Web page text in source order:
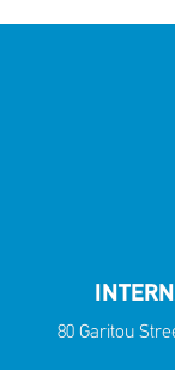
80 Garitou